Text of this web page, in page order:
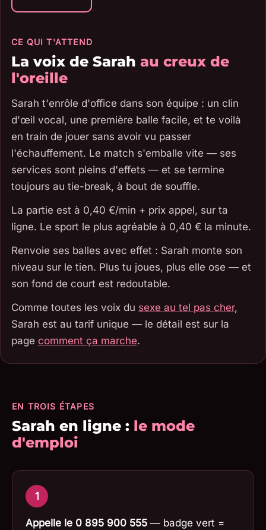
CE QUI T'ATTEND
La voix de Sarah au creux de
l'oreille
Sarah t'enrôle d'office dans son équipe : un clin
d'œil vocal, une première balle facile, et te voilà
en train de jouer sans avoir vu passer
l'échauffement. Le match s'emballe vite — ses
services sont pleins d'effets — et se termine
toujours au tie-break, à bout de souffle.
La partie est à 0,40 €/min + prix appel, sur ta
ligne. Le sport le plus agréable à 0,40 € la minute.
Renvoie ses balles avec effet : Sarah monte son
niveau sur le tien. Plus tu joues, plus elle ose — et
son fond de court est redoutable.
Comme toutes les voix du sexe au tel pas cher,
Sarah est au tarif unique — le détail est sur la
page comment ça marche.
EN TROIS ÉTAPES
Sarah en ligne : le mode
d'emploi
1
Appelle le 0 895 900 555 — badge vert =